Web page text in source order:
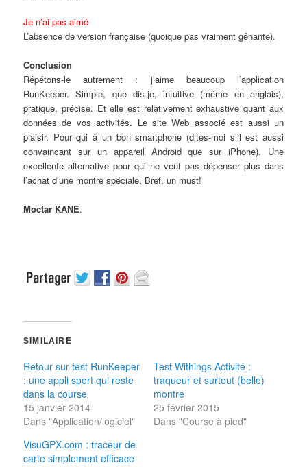
Je n’ai pas aimé
L’absence de version française (quoique pas vraiment gênante).
Conclusion
Répétons-le autrement : j’aime beaucoup l’application
RunKeeper. Simple, que dis-je, intuitive (même en anglais),
pratique, précise. Et elle est relativement exhaustive quant aux
données de vos activités. Le site Web associé est aussi un
plaisir. Pour qui à un bon smartphone (dites-moi s’il est aussi
convaincant sur un appareil Android que sur iPhone). Une
excellente alternative pour qui ne veut pas dépenser plus dans
l’achat d’une montre spéciale. Bref, un must!
Moctar KANE.
SIMILAIRE
Retour sur test RunKeeper
: une appli sport qui reste
dans la course
15 janvier 2014
Dans "Application/logiciel"
Test Withings Activité :
traqueur et surtout (belle)
montre
25 février 2015
Dans "Course à pied"
VisuGPX.com : traceur de
carte simplement efficace